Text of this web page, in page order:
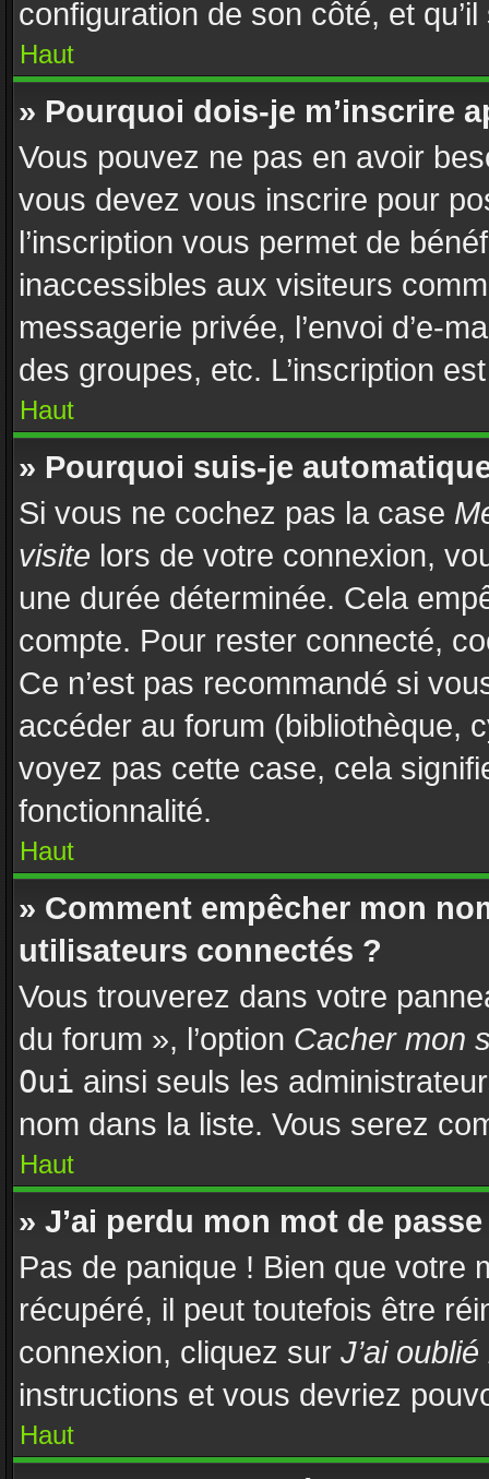
configuration de son côté, et
Haut
» Pourquoi dois-je m’inscrire
Vous pouvez ne pas en avoir
vous devez vous inscrire pour
l’inscription vous permet de
inaccessibles aux visiteurs
messagerie privée, l’envoi d’e-
des groupes, etc. L’inscription
Haut
» Pourquoi suis-je
Si vous ne cochez pas la case
visite lors de votre connexion,
une durée déterminée. Cela
compte. Pour rester connecté,
Ce n’est pas recommandé si
accéder au forum (bibliothèque,
voyez pas cette case, cela
fonctionnalité.
Haut
» Comment empêcher mon
utilisateurs connectés ?
Vous trouverez dans votre
du forum », l’option Cacher mon
Oui ainsi seuls les
nom dans la liste. Vous serez
Haut
» J’ai perdu mon mot de
Pas de panique ! Bien que votre
récupéré, il peut toutefois être
connexion, cliquez sur J’ai
instructions et vous devriez
Haut